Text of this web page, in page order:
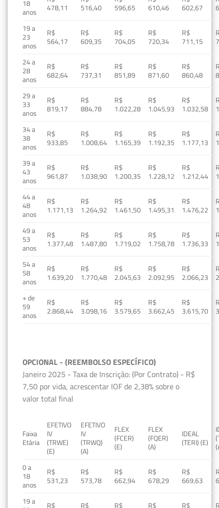
18
anos
478,11
516,40
596,65
610,46
602,67
19 a
23
anos
R$
564,17
R$
609,35
R$
704,05
R$
720,34
R$
711,15
24 a
28
anos
R$
682,64
R$
737,31
R$
851,89
R$
871,60
R$
860,48
29 a
33
anos
R$
819,17
R$
884,78
R$
1.022,28
R$
1.045,93
R$
1.032,58
34 a
38
anos
R$
933,85
R$
1.008,64
R$
1.165,39
R$
1.192,35
R$
1.177,13
39 a
43
anos
R$
961,87
R$
1.038,90
R$
1.200,35
R$
1.228,12
R$
1.212,44
44 a
48
anos
R$
1.171,13
R$
1.264,92
R$
1.461,50
R$
1.495,31
R$
1.476,22
49 a
53
anos
R$
1.377,48
R$
1.487,80
R$
1.719,02
R$
1.758,78
R$
1.736,33
54 a
58
anos
R$
1.639,20
R$
1.770,48
R$
2.045,63
R$
2.092,95
R$
2.066,23
+ de
59
anos
R$
2.868,44
R$
3.098,16
R$
3.579,65
R$
3.662,45
R$
3.615,70
OPCIONAL - (REEMBOLSO ESPECÍFICO)
Janeiro 2025 - Taxa de Inscrição: (Por Contrato) - R$
7,50 por vida, acrescentar IOF de 2,38% sobre o
valor total final
Faixa
Etária
EFETIVO
IV
(TRWE)
(E)
EFETIVO
IV
(TRWQ)
(A)
FLEX
(FCER)
(E)
FLEX
(FQER)
(A)
IDEAL
(TERI) (E)
0 a
18
anos
R$
531,23
R$
573,78
R$
662,94
R$
678,29
R$
669,63
19 a
R$
R$
R$
R$
R$